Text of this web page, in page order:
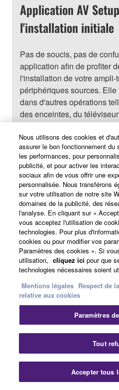
Application AV
l'installation initiale
Pas de soucis, pas de
application afin de profiter
l'installation de votre ampli-
périphériques sources.
dans d'autres opérations
des enceintes, du
affectations de
Plus d'informations sur
Setup Guide
Utilisation facile
Utilisez votre smartphone
l'application MusicCast
Nous utilisons des cookies et
assurer le bon fonctionnement du
les performances, pour
publicité, et pour activer les
sociaux afin de vous offrir une
personnalisée. Nous transférons
sur votre utilisation de notre site
domaines de la publicité, des
l'analyse. En cliquant sur «
vous acceptez l'utilisation de
technologies. Pour plus
cookies ou pour modifier vos
Paramètres des cookies ». Si
utilisation, cliquez ici pour que
technologies nécessaires soient
Mentions légales Respect de
relative aux cookies
Paramètres
Tout
Accepter tous